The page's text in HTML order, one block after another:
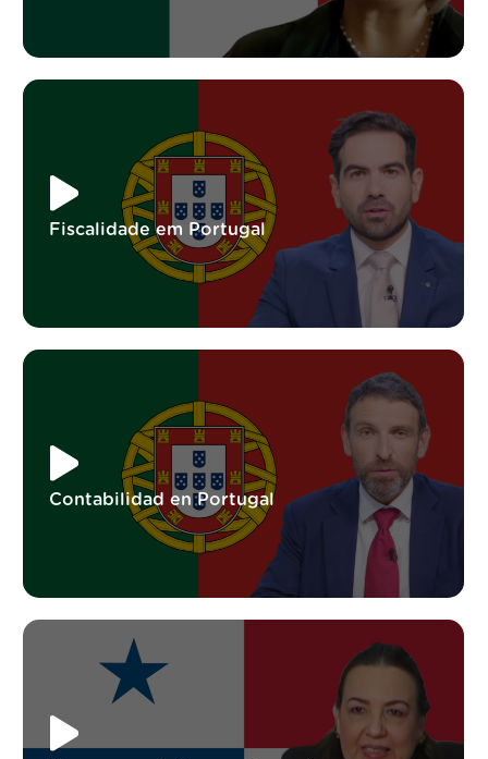
Fiscalidade em Portugal
Contabilidad en Portugal